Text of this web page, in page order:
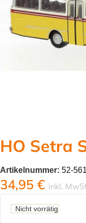
HO Setra
Artikelnummer: 52-
34,95 € inkl.
Nicht vorrätig